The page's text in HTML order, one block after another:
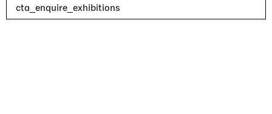
cta_enquire_exhibitions